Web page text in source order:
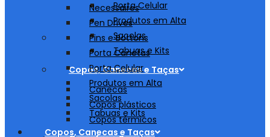
Porta Celular
Produtos em Alta
Sacolas
Tabuas e Kits
Copos, Canecas e Taças
Canecas
Copos plásticos
Copos térmicos
Necessaires
Pen Drives
Pins e Bottons
Porta Canetas
Porta Celular
Produtos em Alta
Sacolas
Tabuas e Kits
Copos, Canecas e Taças